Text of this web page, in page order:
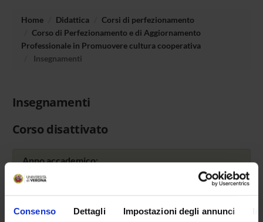
Consenso Dettagli Impostazioni degli annunci
Home Didattica
Corsi di perfezionamento
Corso di Perfezionamento e di Aggiornamento
Professionale in Promuovere cultura cooperativa
Insegnamenti
Insegnamenti
Corso disattivato
Anno accademico: